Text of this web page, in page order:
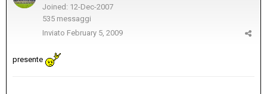
Joined: 12-Dec-2007
535 messaggi
Inviato February 5, 2009
presente